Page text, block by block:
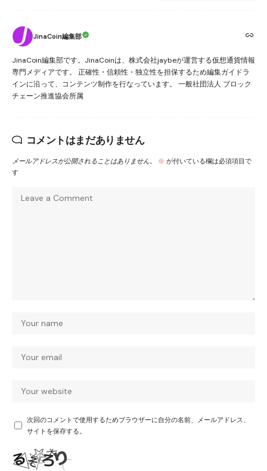
JinaCoin編集部
JinaCoin編集部です。JinaCoinは、株式会社jaybeが運営する仮想通貨情報
専門メディアです。 正確性・信頼性・独立性を担保するため編集ガイドラ
インに沿って、コンテンツ制作を行なっています。 一般社団法人 ブロック
チェーン推進協会所属
コメントはまだありません
メールアドレスが公開されることはありません。 ※ が付いている欄は必須項目で
す
次回のコメントで使用するためブラウザーに自分の名前、メールアドレス、
サイトを保存する。